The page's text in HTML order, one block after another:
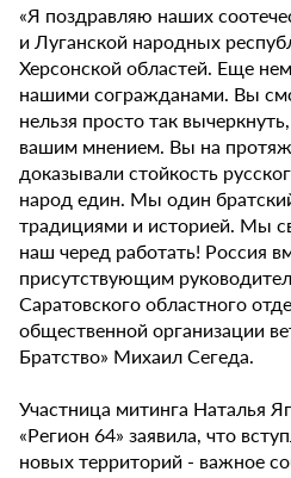
«Я поздравляю наших
и Луганской народных
Херсонской областей. Еще
нашими согражданами. Вы
нельзя просто так
вашим мнением. Вы на
доказывали стойкость
народ един. Мы один
традициями и историей. Мы
наш черед работать! Россия
присутствующим
Саратовского областного
общественной организации
Братство» Михаил Сегеда.
Участница митинга Наталья
«Регион 64» заявила, что
новых территорий - важное